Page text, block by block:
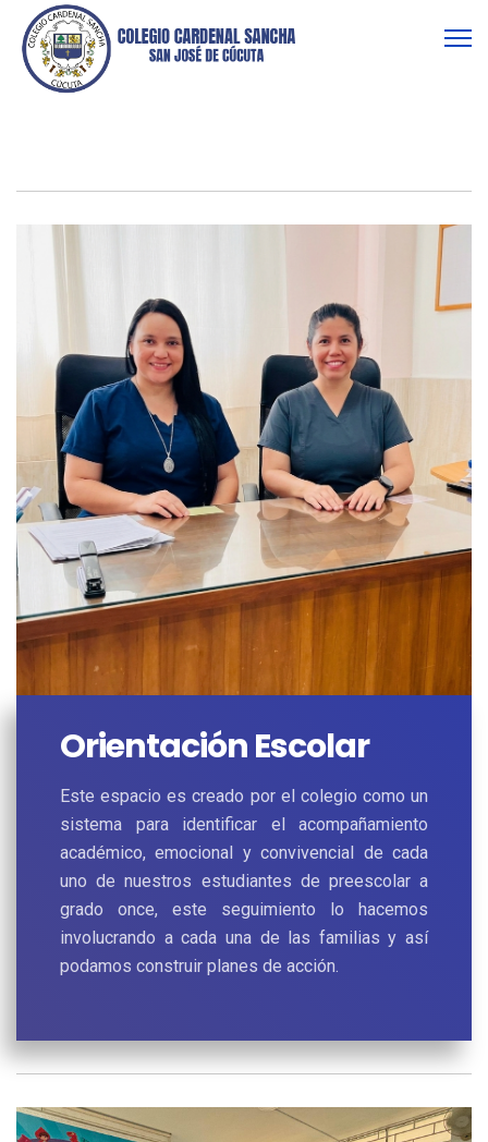
Orientación Escolar
Este espacio es creado por el colegio como un
sistema para identificar el acompañamiento
académico, emocional y convivencial de cada
uno de nuestros estudiantes de preescolar a
grado once, este seguimiento lo hacemos
involucrando a cada una de las familias y así
podamos construir planes de acción.